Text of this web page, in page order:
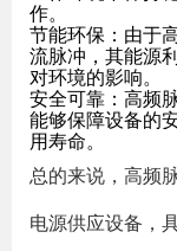
作。
节能环保：由于
流脉冲，其能源
对环境的影响。
安全可靠：高频
能够保障设备的
用寿命。
总的来说，高频
电源供应设备，